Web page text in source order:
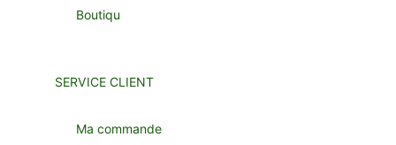
Boutiqu
SERVICE CLIENT
Ma commande